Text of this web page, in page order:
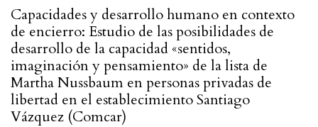
Capacidades y desarrollo humano en contexto
de encierro: Estudio de las posibilidades de
desarrollo de la capacidad «sentidos,
imaginación y pensamiento» de la lista de
Martha Nussbaum en personas privadas de
libertad en el establecimiento Santiago
Vázquez (Comcar)